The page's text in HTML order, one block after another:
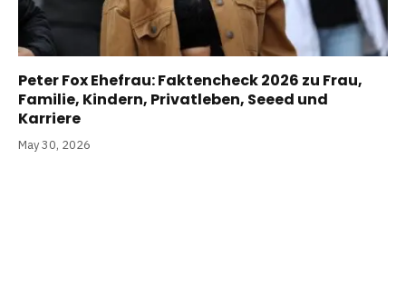
Peter Fox Ehefrau: Faktencheck 2026 zu Frau,
Familie, Kindern, Privatleben, Seeed und
Karriere
May 30, 2026